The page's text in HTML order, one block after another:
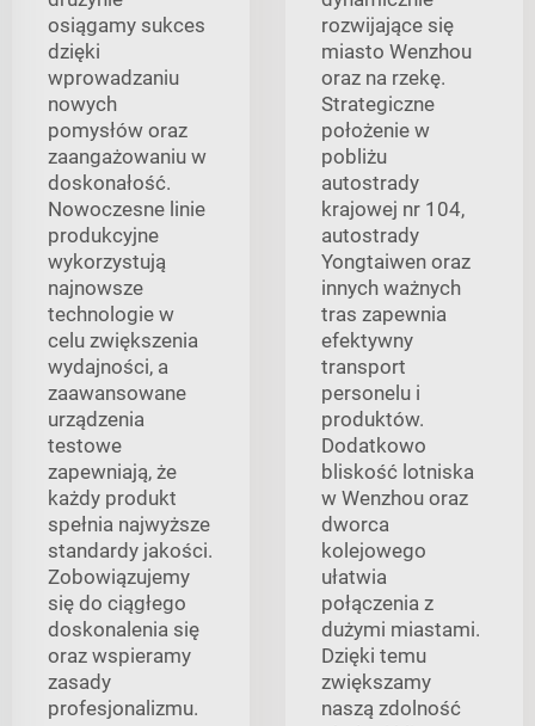
osiągamy sukces
dzięki
wprowadzaniu
nowych
pomysłów oraz
zaangażowaniu w
doskonałość.
Nowoczesne linie
produkcyjne
wykorzystują
najnowsze
technologie w
celu zwiększenia
wydajności, a
zaawansowane
urządzenia
testowe
zapewniają, że
każdy produkt
spełnia najwyższe
standardy jakości.
Zobowiązujemy
się do ciągłego
doskonalenia się
oraz wspieramy
zasady
profesjonalizmu.
rozwijające się
miasto Wenzhou
oraz na rzekę.
Strategiczne
położenie w
pobliżu
autostrady
krajowej nr 104,
autostrady
Yongtaiwen oraz
innych ważnych
tras zapewnia
efektywny
transport
personelu i
produktów.
Dodatkowo
bliskość lotniska
w Wenzhou oraz
dworca
kolejowego
ułatwia
połączenia z
dużymi miastami.
Dzięki temu
zwiększamy
naszą zdolność